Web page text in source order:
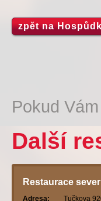
zpět na
Pokud
Další
Restaurace
Adresa: Tučkova